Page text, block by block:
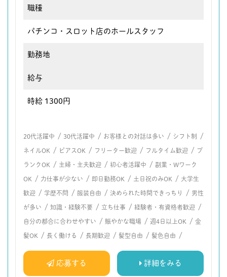
職種
パチンコ・スロット店のホールスタッフ
勤務地
給与
時給 1300円
20代活躍中 / 30代活躍中 / お客様との対話は多い / シフト制 /
ネイルOK / ピアスOK / フリーター歓迎 / フルタイム歓迎 / ブ
ランクOK / 主婦・主夫歓迎 / 初心者活躍中 / 副業・Wワーク
OK / 力仕事が少ない / 即日勤務OK / 土日祝のみOK / 大学生
歓迎 / 学歴不問 / 服装自由 / 決められた時間できっちり / 男性
が多い / 知識・経験不要 / 立ち仕事 / 経験者・有資格者歓迎 /
自分の都合に合わせやすい / 賑やかな職場 / 週4日以上OK / 金
髪OK / 長く働ける / 長期歓迎 / 髪型自由 / 髪色自由 /
応募する 詳細をみる